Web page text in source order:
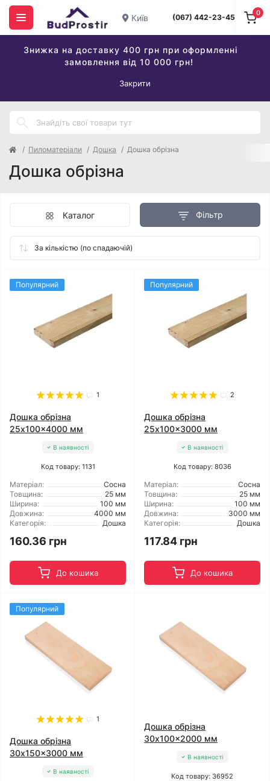
Київ (067) 442-23-45
Знижка на доставку 400 грн при оформленні
замовлення від 10 000 грн!
Закрити
0
Пиломатеріали Дошка Дошка обрізна
Дошка обрізна
Фільтр
Каталог
Популярний
1
Дошка обрізна
25x100x4000 мм
В наявності
Код товару: 1131
Матеріал:
Сосна
Товщина:
25 мм
Ширина:
100 мм
Довжина:
4000 мм
Категорія:
Дошка
160.36 грн
До кошика
Популярний
2
Дошка обрізна
25x100x3000 мм
В наявності
Код товару: 8036
Матеріал:
Сосна
Товщина:
25 мм
Ширина:
100 мм
Довжина:
3000 мм
Категорія:
Дошка
117.84 грн
До кошика
Популярний
1
Дошка обрізна
30x150x3000 мм
В наявності
Дошка обрізна
30x100x2000 мм
В наявності
Код товару: 36952